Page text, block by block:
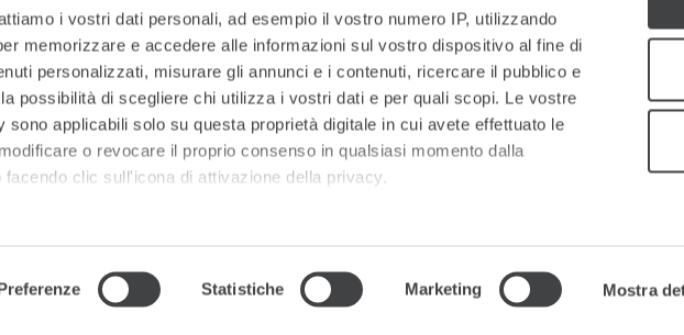
i vostri dati personali, ad esempio il vostro numero IP, utilizzando
memorizzare e accedere alle informazioni sul vostro dispositivo al fine di
personalizzati, misurare gli annunci e i contenuti, ricercare il pubblico e
possibilità di scegliere chi utilizza i vostri dati e per quali scopi. Le vostre
sono applicabili solo su questa proprietà digitale in cui avete effettuato le
o revocare il proprio consenso in qualsiasi momento dalla
clic sull'icona di attivazione della privacy.
contenuti ed annunci, per fornire funzionalità dei social media e
Statistiche Marketing Mostra